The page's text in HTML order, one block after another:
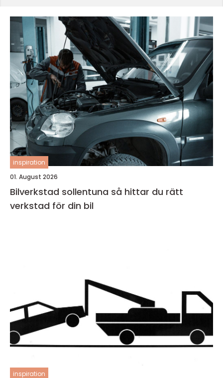
inspiration
01. August 2026
Bilverkstad sollentuna så hittar du rätt
verkstad för din bil
inspiration